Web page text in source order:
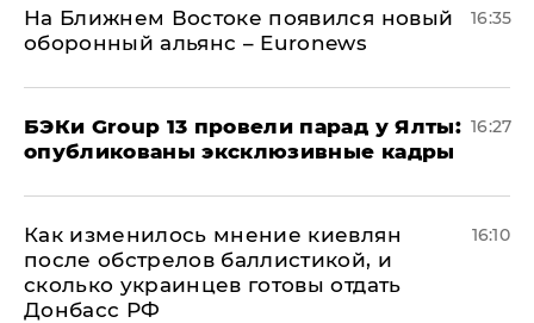
На Ближнем Востоке появился новый
оборонный альянс – Euronews
16:35
​БЭКи Group 13 провели парад у Ялты:
опубликованы эксклюзивные кадры
16:27
Как изменилось мнение киевлян
после обстрелов баллистикой, и
сколько украинцев готовы отдать
Донбасс РФ
16:10